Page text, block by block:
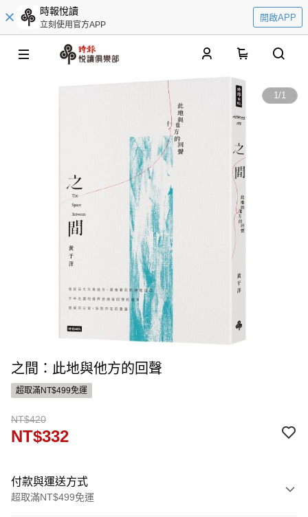
時報悅讀
立刻使用官方APP
開啟APP
1/1
之間：此地與他方的回聲
超取滿NT$499免運
NT$420
NT$332
付款與運送方式
超取滿NT$499免運